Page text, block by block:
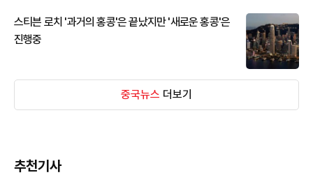
스티븐 로치 '과거의 홍콩'은 끝났지만 '새로운 홍콩'은
진행중
중국뉴스 더보기
추천기사